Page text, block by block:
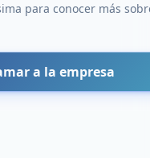
para conocer más
a la empresa